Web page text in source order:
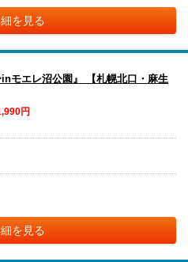
を見る
モエレ沼公園』 【札幌北口・麻生
円
を見る